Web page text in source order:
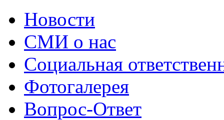
Новости
СМИ о нас
Социальная
Фотогалерея
Вопрос-Ответ